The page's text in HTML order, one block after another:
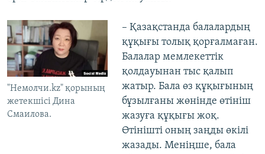
"Немолчи.kz" қорының
жетекшісі Дина
Смаилова.
– Қазақстанда балалардың
құқығы толық қорғалмаған.
Балалар мемлекеттік
қолдауынан тыс қалып
жатыр. Бала өз құқығының
бұзылғаны жөнінде өтініш
жазуға құқығы жоқ.
Өтінішті оның заңды өкілі
жазады. Меніңше, бала